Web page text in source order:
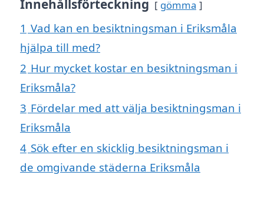
Innehållsförteckning gömma
1 Vad kan en besiktningsman i Eriksmåla
hjälpa till med?
2 Hur mycket kostar en besiktningsman i
Eriksmåla?
3 Fördelar med att välja besiktningsman i
Eriksmåla
4 Sök efter en skicklig besiktningsman i
de omgivande städerna Eriksmåla